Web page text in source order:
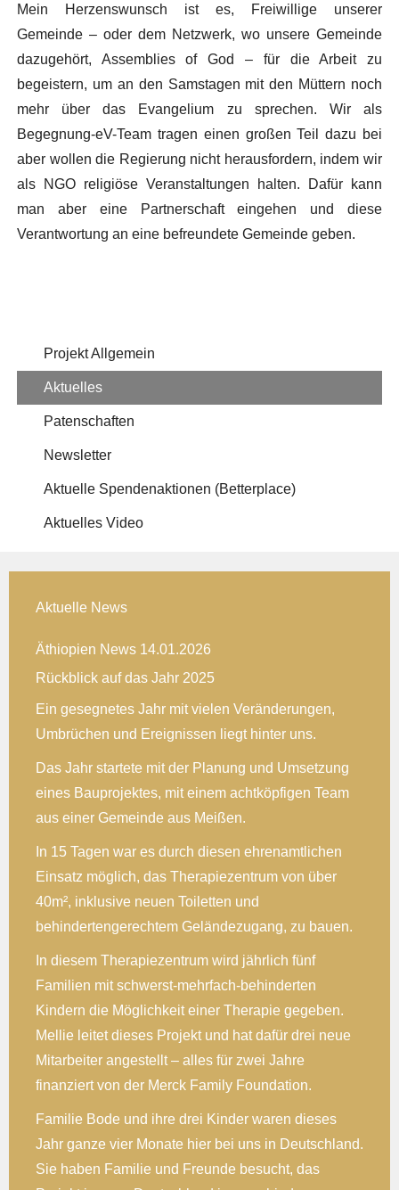
Mein Herzenswunsch ist es, Freiwillige unserer
Gemeinde – oder dem Netzwerk, wo unsere Gemeinde
dazugehört, Assemblies of God – für die Arbeit zu
begeistern, um an den Samstagen mit den Müttern noch
mehr über das Evangelium zu sprechen. Wir als
Begegnung-eV-Team tragen einen großen Teil dazu bei
aber wollen die Regierung nicht herausfordern, indem wir
als NGO religiöse Veranstaltungen halten. Dafür kann
man aber eine Partnerschaft eingehen und diese
Verantwortung an eine befreundete Gemeinde geben.
Projekt Allgemein
Aktuelles
Patenschaften
Newsletter
Aktuelle Spendenaktionen (Betterplace)
Aktuelles Video
Aktuelle News
Äthiopien News 14.01.2026
Rückblick auf das Jahr 2025
Ein gesegnetes Jahr mit vielen Veränderungen,
Umbrüchen und Ereignissen liegt hinter uns.
Das Jahr startete mit der Planung und Umsetzung
eines Bauprojektes, mit einem achtköpfigen Team
aus einer Gemeinde aus Meißen.
In 15 Tagen war es durch diesen ehrenamtlichen
Einsatz möglich, das Therapiezentrum von über
40m², inklusive neuen Toiletten und
behindertengerechtem Geländezugang, zu bauen.
In diesem Therapiezentrum wird jährlich fünf
Familien mit schwerst-mehrfach-behinderten
Kindern die Möglichkeit einer Therapie gegeben.
Mellie leitet dieses Projekt und hat dafür drei neue
Mitarbeiter angestellt – alles für zwei Jahre
finanziert von der Merck Family Foundation.
Familie Bode und ihre drei Kinder waren dieses
Jahr ganze vier Monate hier bei uns in Deutschland.
Sie haben Familie und Freunde besucht, das